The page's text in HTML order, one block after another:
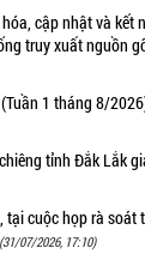
cập nhật và kết
truy xuất nguồn
1 tháng 8/
tỉnh Đắk Lắk
tại cuộc họp rà soát
(31/07/2026, 17:10)